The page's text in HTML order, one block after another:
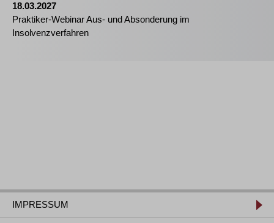
18.03.2027
Praktiker-Webinar Aus- und Absonderung im
Insolvenzverfahren
IMPRESSUM